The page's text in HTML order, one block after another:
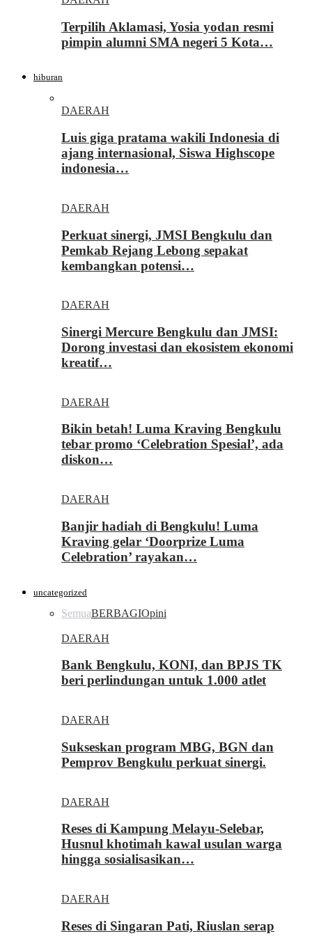
Terpilih Aklamasi, Yosia yodan resmi
pimpin alumni SMA negeri 5 Kota…
hiburan
DAERAH
Luis giga pratama wakili Indonesia di
ajang internasional, Siswa Highscope
indonesia…
DAERAH
Perkuat sinergi, JMSI Bengkulu dan
Pemkab Rejang Lebong sepakat
kembangkan potensi…
DAERAH
Sinergi Mercure Bengkulu dan JMSI:
Dorong investasi dan ekosistem ekonomi
kreatif…
DAERAH
Bikin betah! Luma Kraving Bengkulu
tebar promo ‘Celebration Spesial’, ada
diskon…
DAERAH
Banjir hadiah di Bengkulu! Luma
Kraving gelar ‘Doorprize Luma
Celebration’ rayakan…
uncategorized
SemuaBERBAGIOpini
DAERAH
Bank Bengkulu, KONI, dan BPJS TK
beri perlindungan untuk 1.000 atlet
DAERAH
Sukseskan program MBG, BGN dan
Pemprov Bengkulu perkuat sinergi.
DAERAH
Reses di Kampung Melayu-Selebar,
Husnul khotimah kawal usulan warga
hingga sosialisasikan…
DAERAH
Reses di Singaran Pati, Riuslan serap